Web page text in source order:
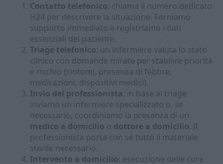
Contatto telefonico: chiama il numero dedicato
H24 per descrivere la situazione. Forniamo
supporto immediato e registriamo i dati
essenziali del paziente.
Triage telefonico: un infermiere valuta lo stato
clinico con domande mirate per stabilire priorità
e rischio (sintomi, presenza di febbre,
medicazioni, dispositivi medici).
Invio del professionista: in base al triage
inviamo un infermiere specializzato o, se
necessario, coordiniamo la presenza di un
medico a domicilio o dottore a domicilio. Il
professionista porta con sé tutto il materiale
sterile necessario.
Intervento a domicilio: esecuzione delle cure